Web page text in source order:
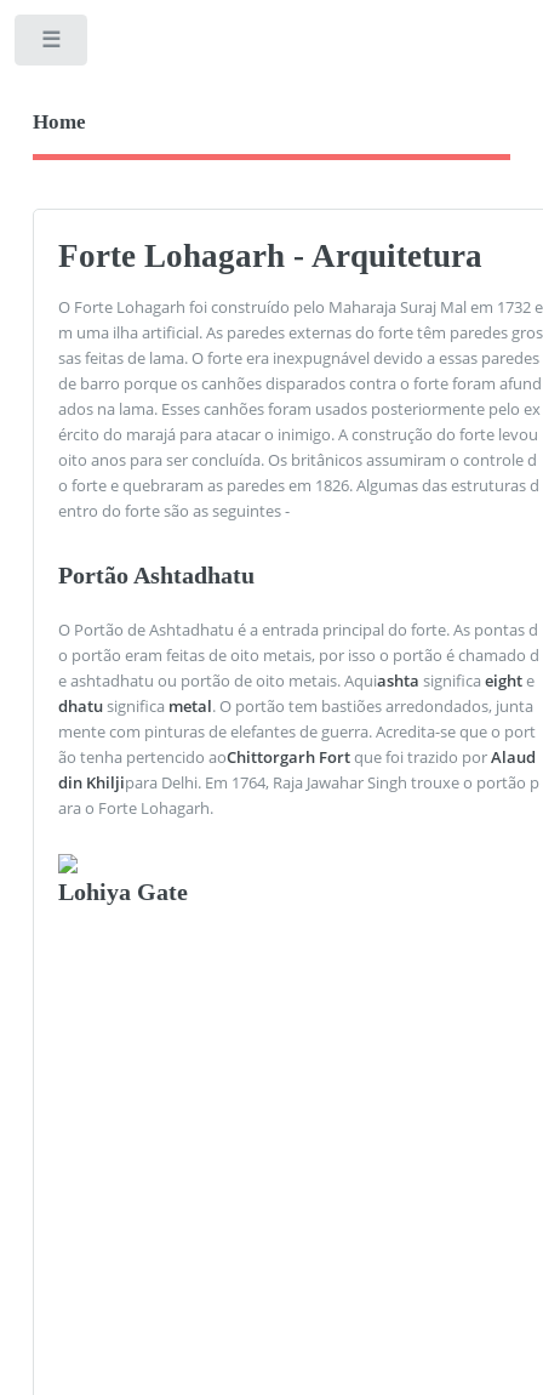
Home
Forte Lohagarh - Arquitetura
O Forte Lohagarh foi construído pelo Maharaja Suraj Mal em 1732 e
m uma ilha artificial. As paredes externas do forte têm paredes gros
sas feitas de lama. O forte era inexpugnável devido a essas paredes
de barro porque os canhões disparados contra o forte foram afund
ados na lama. Esses canhões foram usados ​​posteriormente pelo ex
ército do marajá para atacar o inimigo. A construção do forte levou
oito anos para ser concluída. Os britânicos assumiram o controle d
o forte e quebraram as paredes em 1826. Algumas das estruturas d
entro do forte são as seguintes -
Portão Ashtadhatu
O Portão de Ashtadhatu é a entrada principal do forte. As pontas d
o portão eram feitas de oito metais, por isso o portão é chamado d
e ashtadhatu ou portão de oito metais. Aquiashta significa eighte
dhatusignifica metal. O portão tem bastiões arredondados, junta
mente com pinturas de elefantes de guerra. Acredita-se que o port
ão tenha pertencido aoChittorgarh Fortque foi trazido porAlaud
din Khiljipara Delhi. Em 1764, Raja Jawahar Singh trouxe o portão p
ara o Forte Lohagarh.
Lohiya Gate